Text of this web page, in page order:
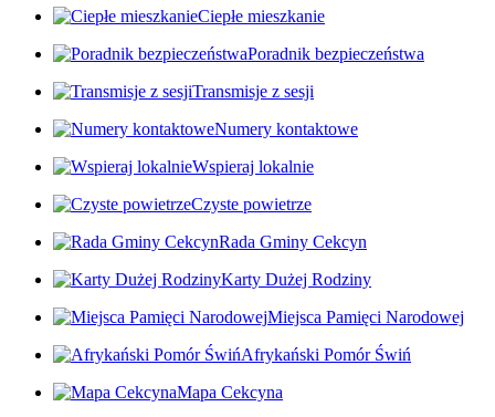
Ciepłe mieszkanie
Poradnik bezpieczeństwa
Transmisje z sesji
Numery kontaktowe
Wspieraj lokalnie
Czyste powietrze
Rada Gminy Cekcyn
Karty Dużej Rodziny
Miejsca Pamięci Narodowej
Afrykański Pomór Świń
Mapa Cekcyna